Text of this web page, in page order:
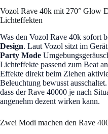
Vozol Rave 40k mit 270° Glow
Lichteffekten
Was den Vozol Rave 40k sofort
Design. Laut Vozol sitzt im
Party Mode
Lichteffekte passend zum Beat
Effekte direkt beim Ziehen
Beleuchtung bewusst
dass der Rave 40000 je nach
angenehm dezent wirken kann.
Zwei Modi machen den Rave